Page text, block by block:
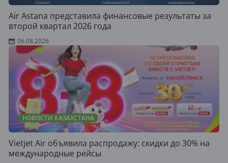
Air Astana представила финансовые результаты за
второй квартал 2026 года
06.08.2026
НОВОСТИ КАЗАХСТАНА
Vietjet Air объявила распродажу: скидки до 30% на
международные рейсы